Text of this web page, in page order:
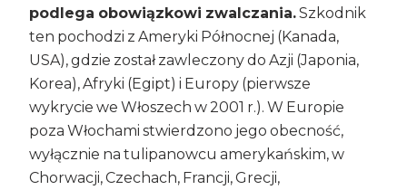
podlega obowiązkowi zwalczania.Szkodnik
ten pochodzi z Ameryki Północnej (Kanada,
USA), gdzie został zawleczony do Azji (Japonia,
Korea), Afryki (Egipt) i Europy (pierwsze
wykrycie we Włoszech w 2001 r.). W Europie
poza Włochami stwierdzono jego obecność,
wyłącznie na tulipanowcu amerykańskim, w
Chorwacji, Czechach, Francji, Grecji,